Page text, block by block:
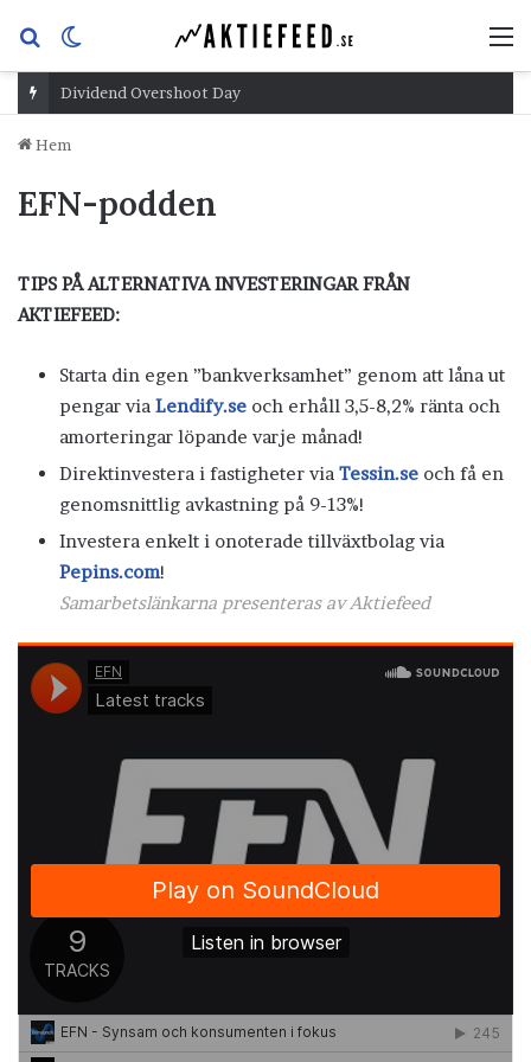
Sök
efterskin
Dividend Overshoot Day
Hem
EFN-podden
TIPS PÅ ALTERNATIVA INVESTERINGAR FRÅN
AKTIEFEED:
Starta din egen ”bankverksamhet” genom att låna ut
pengar via Lendify.se och erhåll 3,5-8,2% ränta och
amorteringar löpande varje månad!
Direktinvestera i fastigheter via Tessin.se och få en
genomsnittlig avkastning på 9-13%!
Investera enkelt i onoterade tillväxtbolag via
Pepins.com!
Samarbetslänkarna presenteras av Aktiefeed